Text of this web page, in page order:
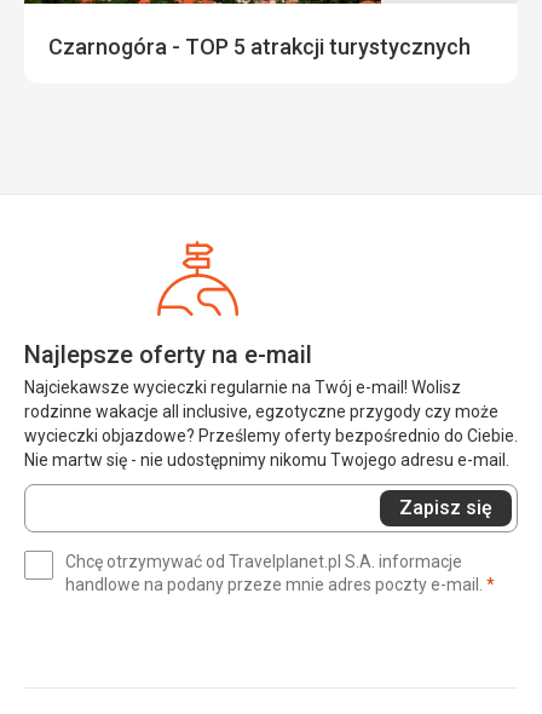
Czarnogóra - TOP 5 atrakcji turystycznych
Najlepsze oferty na e-mail
Najciekawsze wycieczki regularnie na Twój e-mail! Wolisz
rodzinne wakacje all inclusive, egzotyczne przygody czy może
wycieczki objazdowe? Prześlemy oferty bezpośrednio do Ciebie.
Nie martw się - nie udostępnimy nikomu Twojego adresu e-mail.
Wprowadź
swój
(wymagane)
Zapisz się
Chcę otrzymywać od Travelplanet.pl S.A. informacje
handlowe na podany przeze mnie adres poczty e-mail. *